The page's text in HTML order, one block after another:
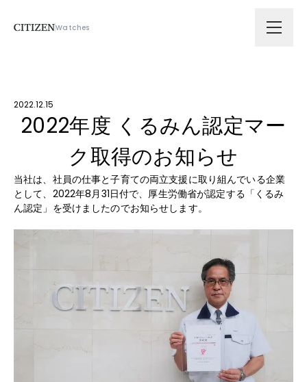
Watches
技術ソリューション
サスティナビリティ
ニュース
2022.12.15
2022年度 くるみん認定マー
ク取得のお知らせ
当社は、社員の仕事と子育ての両立支援に取り組んでいる企業
として、2022年8月31日付で、厚生労働省が認定する「くるみ
ん認定」を受けましたのでお知らせします。